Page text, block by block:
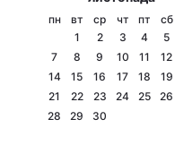
пн вт ср чт пт сб
1
2 3 4 5
7
8 9 10 11 12
14
15 16 17 18 19
21
22 23 24 25 26
28
29 30